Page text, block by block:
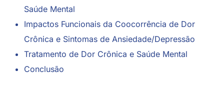
Saúde Mental
Impactos Funcionais da Coocorrência de Dor
Crônica e Sintomas de Ansiedade/Depressão
Tratamento de Dor Crônica e Saúde Mental
Conclusão